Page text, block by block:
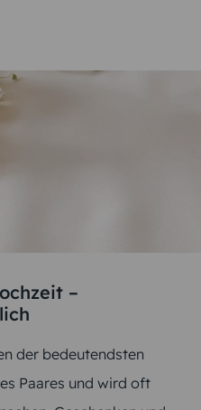
–
der bedeutendsten
Paares und wird oft